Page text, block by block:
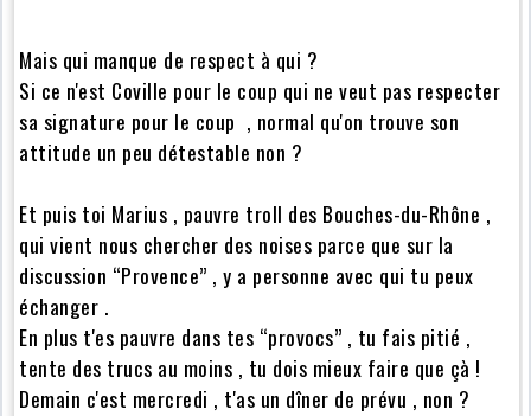
Mais qui manque de respect à qui ?
Si ce n'est Coville pour le coup qui ne veut pas respecter
sa signature pour le coup , normal qu'on trouve son
attitude un peu détestable non ?
Et puis toi Marius , pauvre troll des Bouches-du-Rhône ,
qui vient nous chercher des noises parce que sur la
discussion “Provence” , y a personne avec qui tu peux
échanger .
En plus t'es pauvre dans tes “provocs” , tu fais pitié ,
tente des trucs au moins , tu dois mieux faire que çà !
Demain c'est mercredi , t'as un dîner de prévu , non ?